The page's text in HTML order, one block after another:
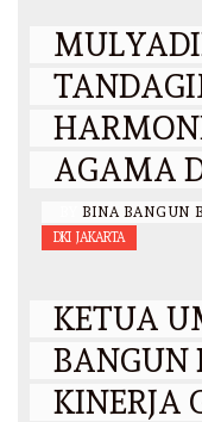
AGAMA
BINA BANGUN
DKI JAKARTA
KETUA
BANGUN
KINERJA